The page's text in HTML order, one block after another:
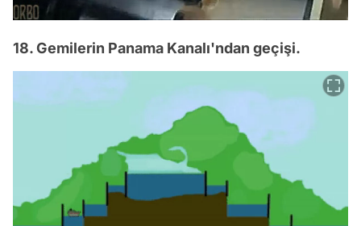
18. Gemilerin Panama Kanalı'ndan geçişi.